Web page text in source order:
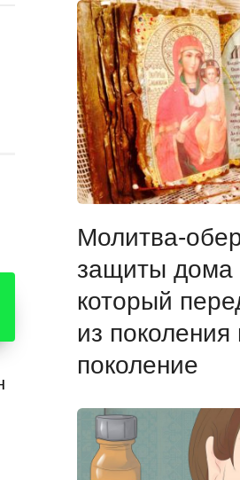
Молитва-
защиты дома
который
из поколения
поколение